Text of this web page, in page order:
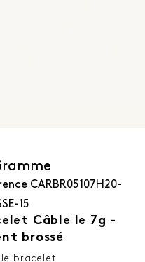
CARBR05107H20-
15
Câble le 7g -
brossé
bracelet